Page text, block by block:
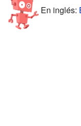
En inglés: